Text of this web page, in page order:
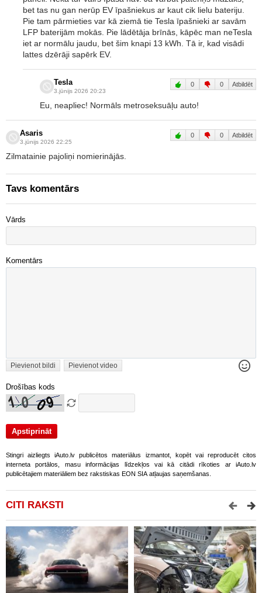
bet tas nu gan nerūp EV īpašniekus ar kaut cik lielu bateriju.
Pie tam pārmieties var kā ziemā tie Tesla īpašnieki ar savām
LFP baterijām mokās. Pie lādētāja brīnās, kāpēc man neTesla
iet ar normālu jaudu, bet šim knapi 13 kWh. Tā ir, kad visādi
lattes dzērāji sapērk EV.
Tesla
3.jūnijs 2026 20:23
0 0 Atbildēt
Eu, neapliec! Normāls metroseksuāļu auto!
Asaris
3.jūnijs 2026 22:25
0 0 Atbildēt
Zilmatainie pajoliņi nomierinājās.
Tavs komentārs
Vārds
Komentārs
Pievienot bildi Pievienot video
Drošības kods
Stingri aizliegts iAuto.lv publicētos materiālus izmantot, kopēt vai reproducēt citos
interneta portālos, masu informācijas līdzekļos vai kā citādi rīkoties ar iAuto.lv
publicētajiem materiāliem bez rakstiskas EON SIA atļaujas saņemšanas.
CITI RAKSTI